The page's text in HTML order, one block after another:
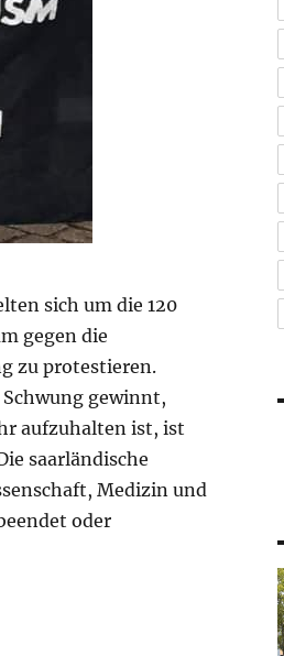
sich um die 120
gegen die
zu protestieren.
gewinnt,
aufzuhalten ist, ist
saarländische
Medizin und
oder